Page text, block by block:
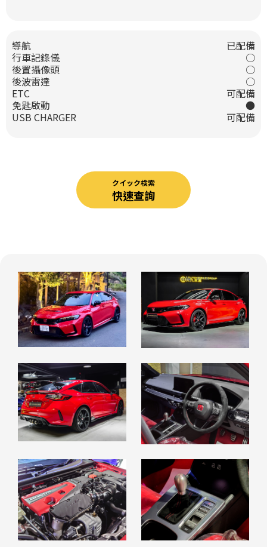
導航
已配備
行車記錄儀
○
後置攝像頭
○
後波雷達
○
ETC
可配備
免匙啟動
●
USB CHARGER
可配備
クイック検索
快速查詢